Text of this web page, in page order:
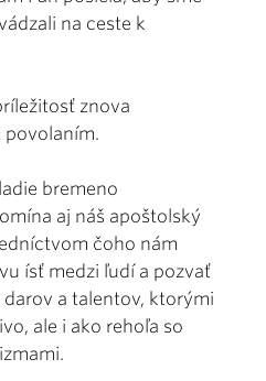
na ceste k
znova
povolaním.
bremeno
aj náš apoštolský
čoho nám
ísť medzi ľudí a pozvať
a talentov, ktorými
ale i ako rehoľa so